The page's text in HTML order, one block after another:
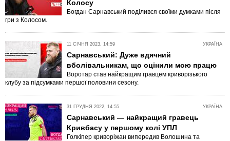
Колосу
Богдан Сарнавський поділився своїми думками після
гри з Колосом.
УКРАЇНА
11 СІЧНЯ 2023, 14:59
Сарнавський: Дуже вдячний
вболівальникам, що оцінили мою працю
Воротар став найкращим гравцем криворізького
клубу за підсумками першої половини сезону.
УКРАЇНА
31 ГРУДНЯ 2022, 14:55
Сарнавський — найкращий гравець
Кривбасу у першому колі УПЛ
Голкіпер криворіжан випередив Волошина та